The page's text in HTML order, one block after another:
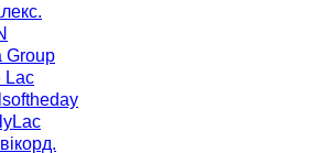
Group
Lac